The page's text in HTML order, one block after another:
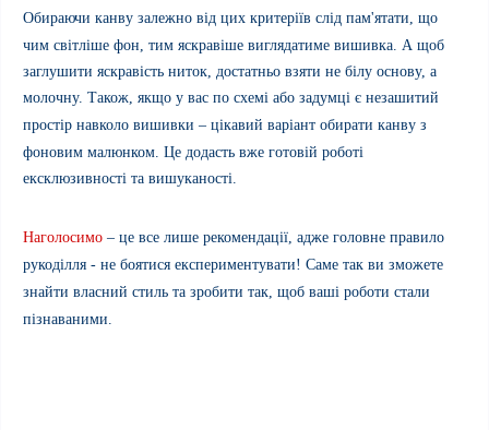
Обираючи канву залежно від цих критеріїв слід пам'ятати, що
чим світліше фон, тим яскравіше виглядатиме вишивка. А щоб
заглушити яскравість ниток, достатньо взяти не білу основу, а
молочну. Також, якщо у вас по схемі або задумці є незашитий
простір навколо вишивки – цікавий варіант обирати канву з
фоновим малюнком. Це додасть вже готовій роботі
ексклюзивності та вишуканості.
Наголосимо – це все лише рекомендації, адже головне правило
рукоділля - не боятися експериментувати! Саме так ви зможете
знайти власний стиль та зробити так, щоб ваші роботи стали
пізнаваними.